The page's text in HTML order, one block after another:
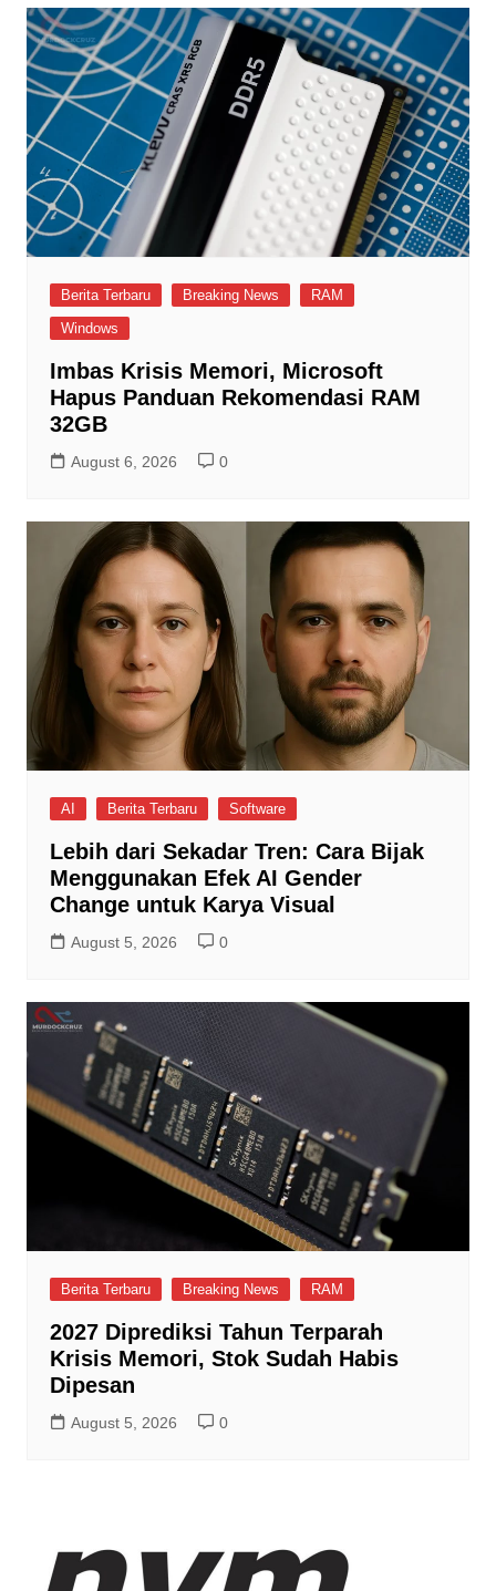
Berita Terbaru Breaking News
RAM
Windows
Imbas Krisis Memori, Microsoft
Hapus Panduan Rekomendasi RAM
32GB
August 6, 2026 0
AI Berita Terbaru Software
Lebih dari Sekadar Tren: Cara Bijak
Menggunakan Efek AI Gender
Change untuk Karya Visual
August 5, 2026 0
Berita Terbaru Breaking News RAM
2027 Diprediksi Tahun Terparah
Krisis Memori, Stok Sudah Habis
Dipesan
August 5, 2026 0